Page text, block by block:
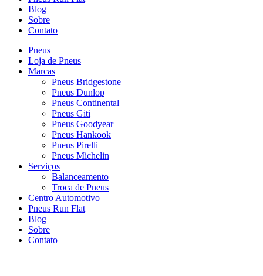
Blog
Sobre
Contato
Pneus
Loja de Pneus
Marcas
Pneus Bridgestone
Pneus Dunlop
Pneus Continental
Pneus Giti
Pneus Goodyear
Pneus Hankook
Pneus Pirelli
Pneus Michelin
Serviços
Balanceamento
Troca de Pneus
Centro Automotivo
Pneus Run Flat
Blog
Sobre
Contato